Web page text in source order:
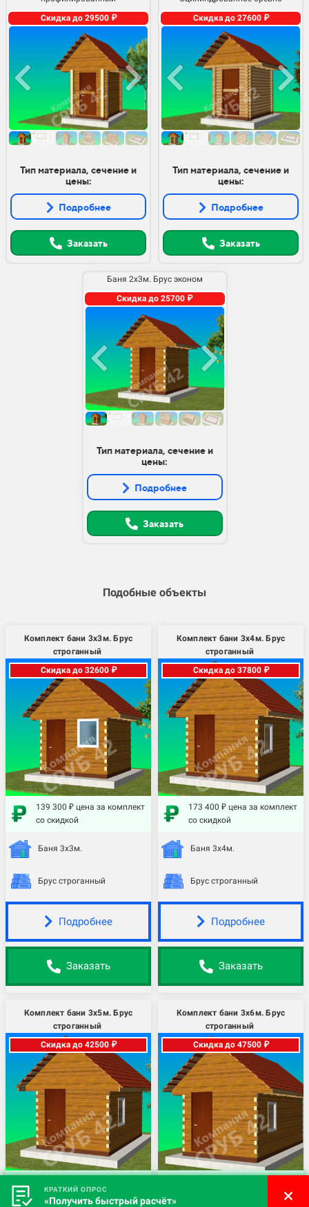
Скидка до 29500 ₽
Тип материала, сечение и
цены:
Подробнее
Заказать
Скидка до 27600 ₽
Тип материала, сечение и
цены:
Подробнее
Заказать
Баня 2х3м. Брус эконом
Скидка до 25700 ₽
Тип материала, сечение и
цены:
Подробнее
Заказать
Подобные объекты
Комплект бани 3х3м. Брус
строганный
Скидка до 32600 ₽
139 300 ₽ цена за комплект
со скидкой
Баня 3х3м.
Брус строганный
Подробнее
Заказать
Комплект бани 3х4м. Брус
строганный
Скидка до 37800 ₽
173 400 ₽ цена за комплект
со скидкой
Баня 3х4м.
Брус строганный
Подробнее
Заказать
Комплект бани 3х5м. Брус
строганный
Скидка до 42500 ₽
со скидкой
Комплект бани 3х6м. Брус
строганный
Скидка до 47500 ₽
КРАТКИЙ ОПРОС
«Получить быстрый расчёт»